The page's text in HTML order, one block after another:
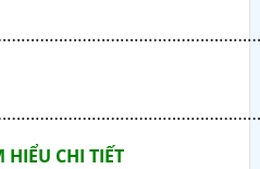
HIỂU CHI TIẾT